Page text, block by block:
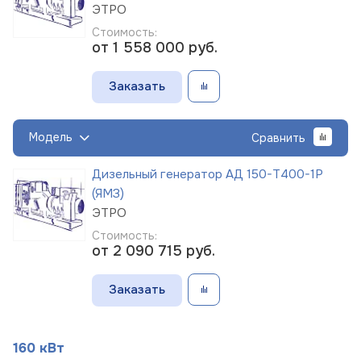
ЭТРО
Стоимость:
от 1 558 000 руб.
Заказать
Модель Сравнить
Дизельный генератор АД 150-Т400-1Р
(ЯМЗ)
ЭТРО
Стоимость:
от 2 090 715 руб.
Заказать
160 кВт